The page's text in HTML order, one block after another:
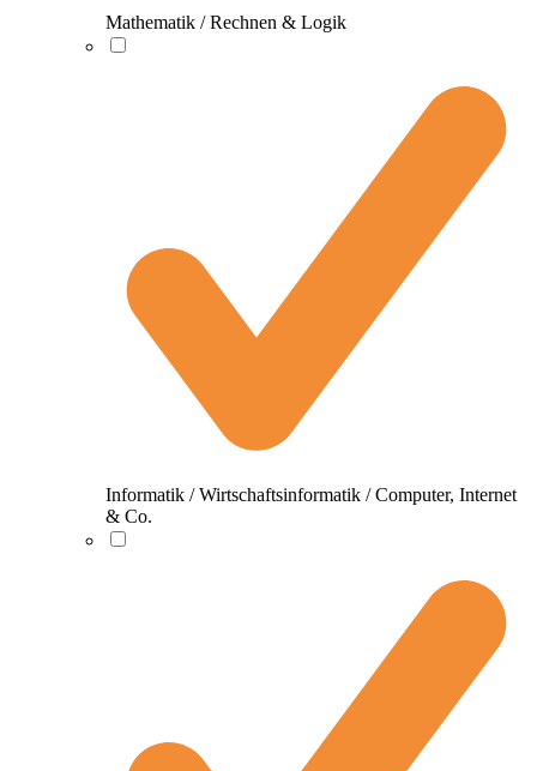
Mathematik / Rechnen & Logik
Informatik / Wirtschaftsinformatik / Computer, Internet
& Co.